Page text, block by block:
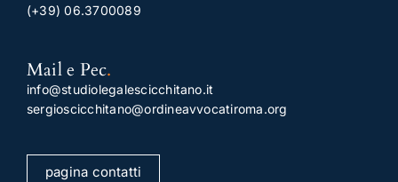
(+39) 06.3700089
Mail e Pec.
info@studiolegalescicchitano.it
sergioscicchitano@ordineavvocatiroma.org
pagina contatti